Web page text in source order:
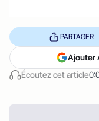
Écoutez cet article
PARTAGER
Ajouter